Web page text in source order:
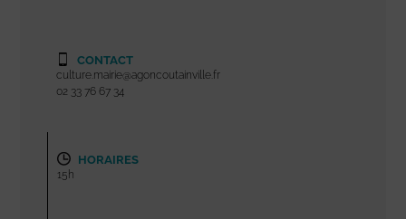
CONTACT
culture.mairie@agoncoutainville.fr
02 33 76 67 34
HORAIRES
15h